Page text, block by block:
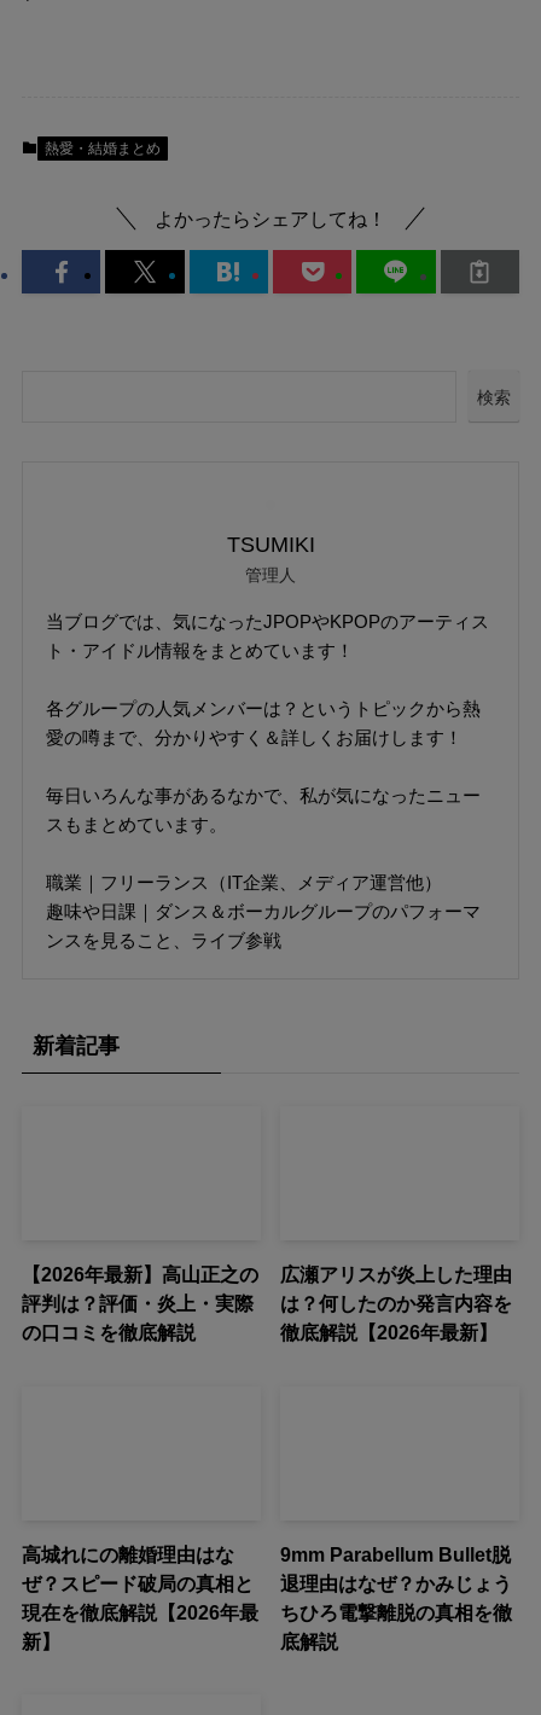
熱愛・結婚まとめ
よかったらシェアしてね！
検索
TSUMIKI
管理人
当ブログでは、気になったJPOPやKPOPのアーティス
ト・アイドル情報をまとめています！
各グループの人気メンバーは？というトピックから熱
愛の噂まで、分かりやすく＆詳しくお届けします！
毎日いろんな事があるなかで、私が気になったニュー
スもまとめています。
職業｜フリーランス（IT企業、メディア運営他）
趣味や日課｜ダンス＆ボーカルグループのパフォーマ
ンスを見ること、ライブ参戦
新着記事
【2026年最新】高山正之の
評判は？評価・炎上・実際
の口コミを徹底解説
広瀬アリスが炎上した理由
は？何したのか発言内容を
徹底解説【2026年最新】
高城れにの離婚理由はな
ぜ？スピード破局の真相と
現在を徹底解説【2026年最
新】
9mm Parabellum Bullet脱
退理由はなぜ？かみじょう
ちひろ電撃離脱の真相を徹
底解説